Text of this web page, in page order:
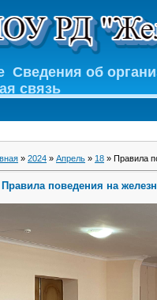
Сведения об
связь
» 2024 » Апрель » 18 » Правила
Правила поведения на